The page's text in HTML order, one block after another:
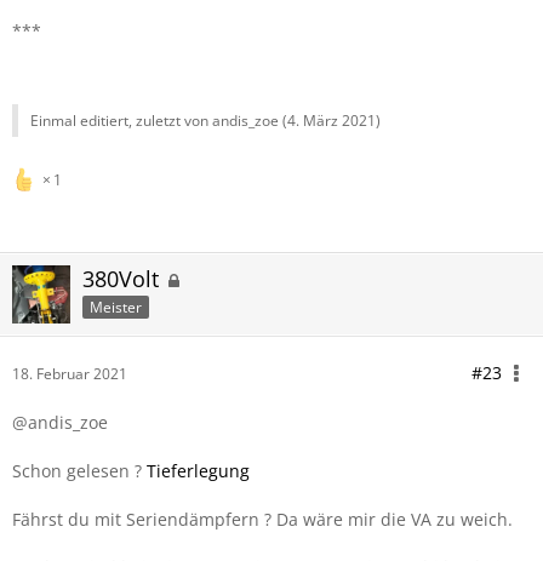
***
Einmal editiert, zuletzt von andis_zoe (4. März 2021)
1
380Volt
Meister
18. Februar 2021 #23
@andis_zoe
Schon gelesen ? Tieferlegung
Fährst du mit Seriendämpfern ? Da wäre mir die VA zu weich.